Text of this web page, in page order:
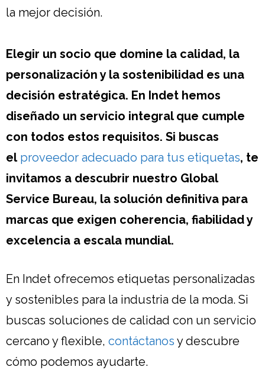
la mejor decisión.
Elegir un socio que domine la calidad, la
personalización y la sostenibilidad es una
decisión estratégica. En Indet hemos
diseñado un servicio integral que cumple
con todos estos requisitos. Si buscas
el proveedor adecuado para tus etiquetas, te
invitamos a descubrir nuestro Global
Service Bureau, la solución definitiva para
marcas que exigen coherencia, fiabilidad y
excelencia a escala mundial.
En Indet ofrecemos etiquetas personalizadas
y sostenibles para la industria de la moda. Si
buscas soluciones de calidad con un servicio
cercano y flexible, contáctanos y descubre
cómo podemos ayudarte.